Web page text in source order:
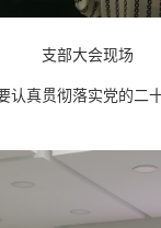
支部大会现场
贯彻落实党的二